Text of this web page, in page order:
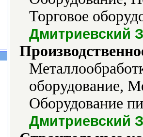
Торговое
Дмитриевский
оборудование,
Оборудование
Дмитриевский